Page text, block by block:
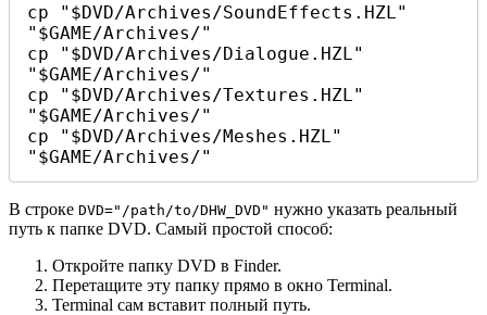
cp "$DVD/Archives/SoundEffects.HZL"
"$GAME/Archives/"
cp "$DVD/Archives/Dialogue.HZL"
"$GAME/Archives/"
cp "$DVD/Archives/Textures.HZL"
"$GAME/Archives/"
cp "$DVD/Archives/Meshes.HZL"
"$GAME/Archives/"
В строке DVD="/path/to/DHW_DVD" нужно указать реальный
путь к папке DVD. Самый простой способ:
Откройте папку DVD в Finder.
Перетащите эту папку прямо в окно Terminal.
Terminal сам вставит полный путь.